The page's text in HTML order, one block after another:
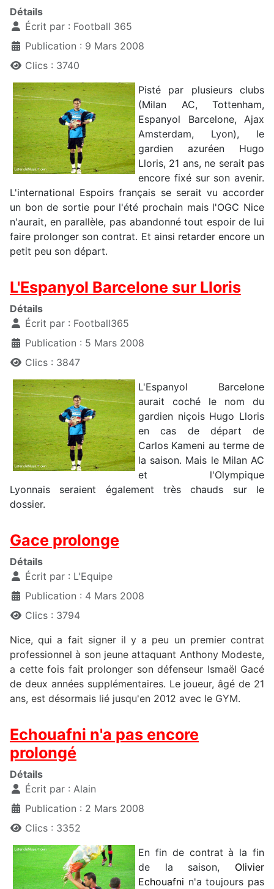
Détails
Écrit par : Football 365
Publication : 9 Mars 2008
Clics : 3740
Pisté par plusieurs clubs
(Milan AC, Tottenham,
Espanyol Barcelone, Ajax
Amsterdam, Lyon), le
gardien azuréen Hugo
Lloris, 21 ans, ne serait pas
encore fixé sur son avenir.
L'international Espoirs français se serait vu accorder
un bon de sortie pour l'été prochain mais l'OGC Nice
n'aurait, en parallèle, pas abandonné tout espoir de lui
faire prolonger son contrat. Et ainsi retarder encore un
petit peu son départ.
L'Espanyol Barcelone sur Lloris
Détails
Écrit par : Football365
Publication : 5 Mars 2008
Clics : 3847
L'Espanyol Barcelone
aurait coché le nom du
gardien niçois Hugo Lloris
en cas de départ de
Carlos Kameni au terme de
la saison. Mais le Milan AC
et l'Olympique
Lyonnais seraient également très chauds sur le
dossier.
Gace prolonge
Détails
Écrit par : L'Equipe
Publication : 4 Mars 2008
Clics : 3794
Nice, qui a fait signer il y a peu un premier contrat
professionnel à son jeune attaquant Anthony Modeste,
a cette fois fait prolonger son défenseur Ismaël Gacé
de deux années supplémentaires. Le joueur, âgé de 21
ans, est désormais lié jusqu'en 2012 avec le GYM.
Echouafni n'a pas encore
prolongé
Détails
Écrit par : Alain
Publication : 2 Mars 2008
Clics : 3352
En fin de contrat à la fin
de la saison, Olivier
Echouafni n'a toujours pas